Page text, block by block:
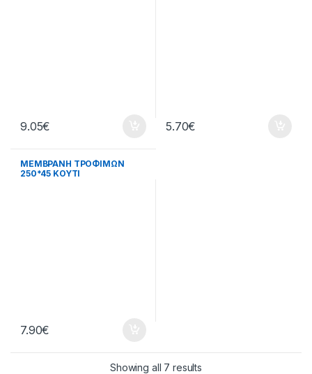
9.05€ 5.70€
ΜΕΜΒΡΑΝΗ ΤΡΟΦΙΜΩΝ
250*45 ΚΟΥΤΙ
7.90€
Showing all 7 results